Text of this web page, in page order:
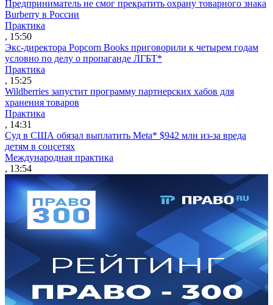
Предприниматель не смог прекратить охрану товарного знака
Burberry в России
Практика
, 15:50
Экс-директора Popcorn Books приговорили к четырем годам
условно по делу о пропаганде ЛГБТ*
Практика
, 15:25
Wildberries запустит программу партнерских хабов для
хранения товаров
Практика
, 14:31
Суд в США обязал выплатить Meta* $942 млн из-за вреда
детям в соцсетях
Международная практика
, 13:54